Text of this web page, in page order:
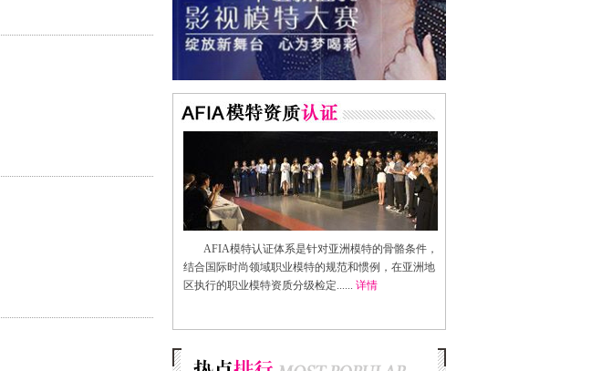
AFIA模特认证体系是针对亚洲模特的骨骼条件，
结合国际时尚领域职业模特的规范和惯例，在亚洲地
区执行的职业模特资质分级检定...... 详情